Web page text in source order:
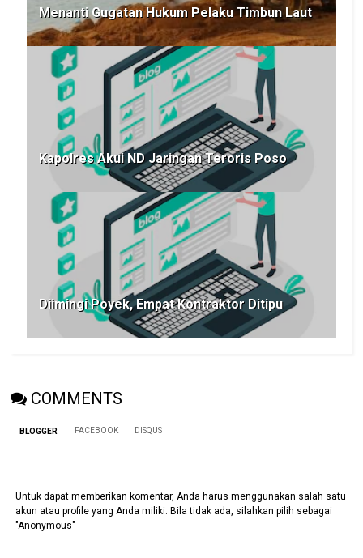
Menanti Gugatan Hukum Pelaku Timbun Laut
Kapolres Akui ND Jaringan Teroris Poso
Diimingi Poyek, Empat Kontraktor Ditipu
COMMENTS
BLOGGER FACEBOOK DISQUS
Untuk dapat memberikan komentar, Anda harus menggunakan salah satu
akun atau profile yang Anda miliki. Bila tidak ada, silahkan pilih sebagai
"Anonymous"